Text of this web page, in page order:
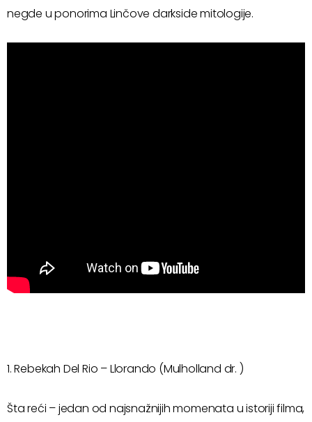
negde u ponorima Linčove darkside mitologije.
1. Rebekah Del Rio – Llorando (Mulholland dr. )
Šta reći – jedan od najsnažnijih momenata u istoriji filma,